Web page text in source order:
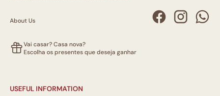
About Us
Vai casar? Casa nova?
Escolha os presentes que deseja ganhar
USEFUL INFORMATION